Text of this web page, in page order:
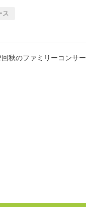
ス
回秋のファミリーコンサ